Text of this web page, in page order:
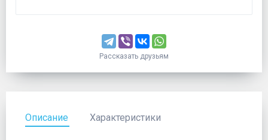
Рассказать друзьям
Описание Характеристики